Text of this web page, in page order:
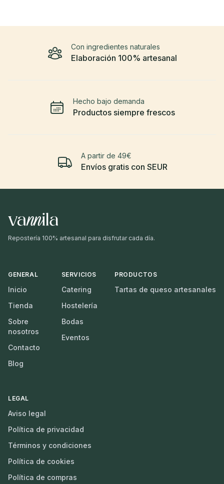
Elaboración 100% artesanal
Con ingredientes naturales
Productos siempre frescos
Hecho bajo demanda
Envíos gratis con SEUR
A partir de 49€
Repostería 100% artesanal para disfrutar cada día.
GENERAL
Inicio
Tienda
Sobre
nosotros
Contacto
Blog
SERVICIOS
Catering
Hostelería
Bodas
Eventos
PRODUCTOS
Tartas de queso artesanales
LEGAL
Aviso legal
Política de privacidad
Términos y condiciones
Política de cookies
Política de compras